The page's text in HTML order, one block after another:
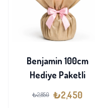
Benjamin 100cm
Hediye Paketli
₺2,850 ₺2,450